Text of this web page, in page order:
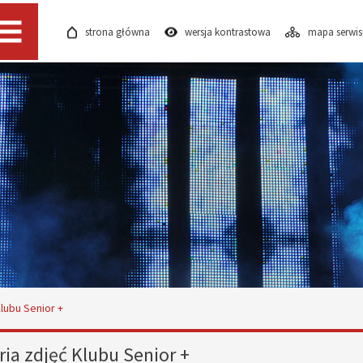
Menu strona główna wersja kontrastowa mapa
Senior +
zdjęć Klubu Senior +